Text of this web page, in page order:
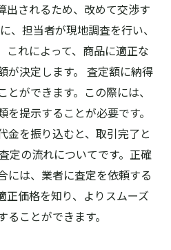
出されるため、改めて交渉す
、担当者が現地調査を行い、
これによって、商品に適正な
が決定します。 査定額に納得
ができます。この際には、
提示することが必要です。
金を振り込むと、取引完了と
定の流れについてです。正確
には、業者に査定を依頼する
正価格を知り、よりスムーズ
ことができます。